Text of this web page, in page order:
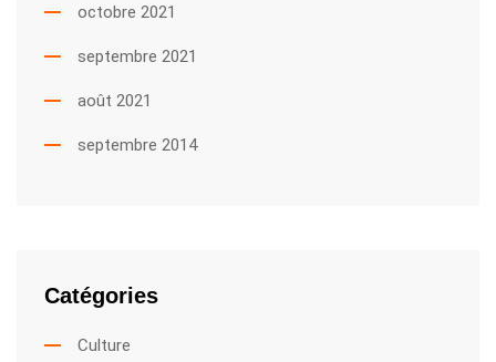
octobre 2021
septembre 2021
août 2021
septembre 2014
Catégories
Culture